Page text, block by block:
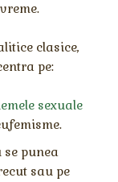
clasice,
pe:
sexuale
se punea
sau pe